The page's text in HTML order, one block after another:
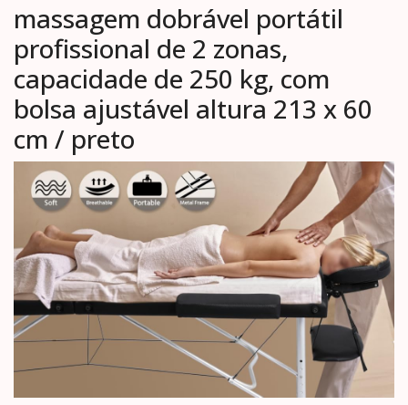
massagem dobrável portátil
profissional de 2 zonas,
capacidade de 250 kg, com
bolsa ajustável altura 213 x 60
cm / preto